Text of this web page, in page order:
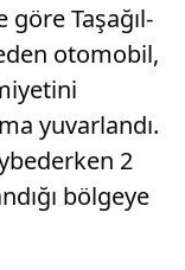
Taşağıl-
otomobil,
yuvarlandı.
2
bölgeye